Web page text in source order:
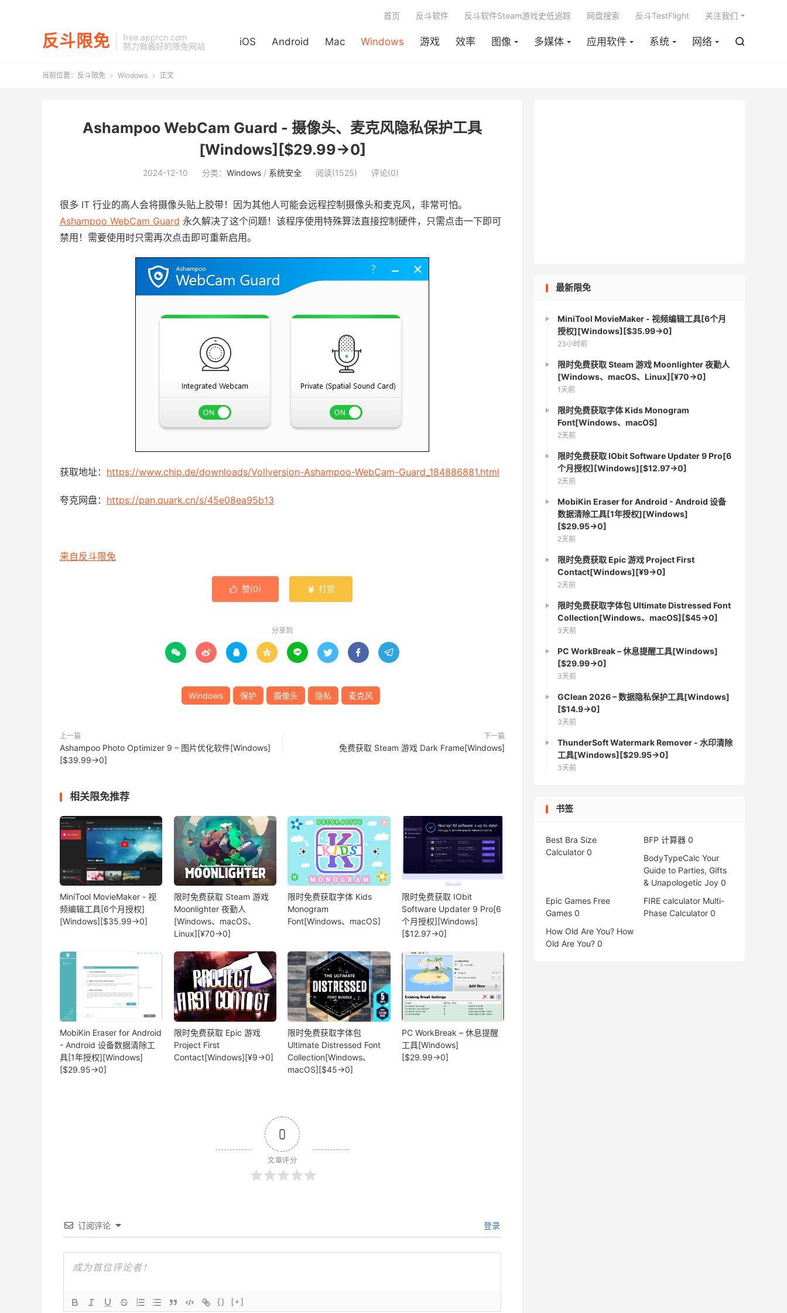
反斗限免
free.apprcn.com
努力做最好的限免网站
iOS Android Mac Windows 游戏 效率 图像 多媒体 应用软件 系统 网络 
首页 反斗软件 反斗软件Steam游戏史低追踪 网盘搜索 反斗TestFlight 关注我们
当前位置： 反斗限免  Windows  正文
Ashampoo WebCam Guard - 摄像头、麦克风隐私保护工具
[Windows][$29.99→0]
2024-12-10 分类： Windows/ 系统安全 阅读(1525) 评论(0)
很多 IT 行业的高人会将摄像头贴上胶带！因为其他人可能会远程控制摄像头和麦克风，非常可怕。
Ashampoo WebCam Guard 永久解决了这个问题！该程序使用特殊算法直接控制硬件，只需点击一下即可
禁用！需要使用时只需再次点击即可重新启用。
获取地址： https://www.chip.de/downloads/Vollversion-Ashampoo-WebCam-Guard_184886881.html
夸克网盘： https://pan.quark.cn/s/45e08ea95b13
来自反斗限免
 赞(0)  打赏
分享到
       
Windows 保护 摄像头 隐私 麦克风
上一篇
Ashampoo Photo Optimizer 9 – 图片优化软件[Windows]
[$39.99→0]
下一篇
免费获取 Steam 游戏 Dark Frame[Windows]
相关限免推荐
MiniTool MovieMaker - 视
频编辑工具[6个月授权]
[Windows][$35.99→0]
限时免费获取 Steam 游戏
Moonlighter 夜勤人
[Windows、macOS、
Linux][¥70→0]
限时免费获取字体 Kids
Monogram
Font[Windows、macOS]
限时免费获取 IObit
Software Updater 9 Pro[6
个月授权][Windows]
[$12.97→0]
MobiKin Eraser for Android
- Android 设备数据清除工
具[1年授权][Windows]
[$29.95→0]
限时免费获取 Epic 游戏
Project First
Contact[Windows][¥9→0]
限时免费获取字体包
Ultimate Distressed Font
Collection[Windows、
macOS][$45→0]
PC WorkBreak – 休息提醒
工具[Windows]
[$29.99→0]
0
文章评分
订阅评论 登录
{} [+]
最新限免
MiniTool MovieMaker - 视频编辑工具[6个月
授权][Windows][$35.99→0]
23小时前
限时免费获取 Steam 游戏 Moonlighter 夜勤人
[Windows、macOS、Linux][¥70→0]
1天前
限时免费获取字体 Kids Monogram
Font[Windows、macOS]
2天前
限时免费获取 IObit Software Updater 9 Pro[6
个月授权][Windows][$12.97→0]
2天前
MobiKin Eraser for Android - Android 设备
数据清除工具[1年授权][Windows]
[$29.95→0]
2天前
限时免费获取 Epic 游戏 Project First
Contact[Windows][¥9→0]
2天前
限时免费获取字体包 Ultimate Distressed Font
Collection[Windows、macOS][$45→0]
3天前
PC WorkBreak – 休息提醒工具[Windows]
[$29.99→0]
3天前
GClean 2026 – 数据隐私保护工具[Windows]
[$14.9→0]
3天前
ThunderSoft Watermark Remover - 水印清除
工具[Windows][$29.95→0]
3天前
书签
Best Bra Size
Calculator 0
BFP 计算器 0
BodyTypeCalc Your
Guide to Parties, Gifts
& Unapologetic Joy 0
Epic Games Free
Games 0
FIRE calculator Multi-
Phase Calculator 0
How Old Are You? How
Old Are You? 0